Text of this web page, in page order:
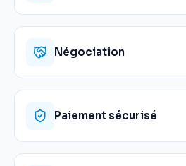
Négociation
Paiement sécurisé